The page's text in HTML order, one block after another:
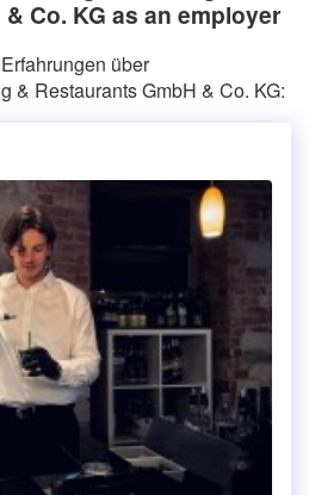
Co. KG as an employer
über
& Restaurants GmbH & Co. KG: